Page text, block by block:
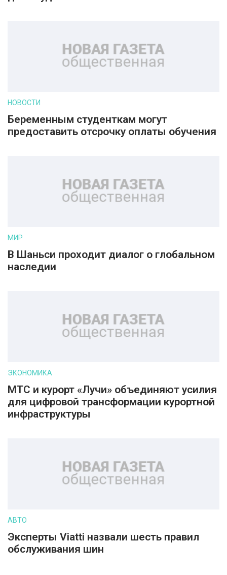
НОВОСТИ
Беременным студенткам могут
предоставить отсрочку оплаты обучения
МИР
В Шаньси проходит диалог о глобальном
наследии
ЭКОНОМИКА
МТС и курорт «Лучи» объединяют усилия
для цифровой трансформации курортной
инфраструктуры
АВТО
Эксперты Viatti назвали шесть правил
обслуживания шин